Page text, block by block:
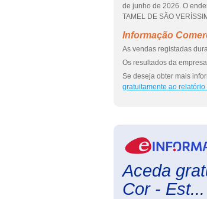
de junho de 2026. O
TAMEL DE SÃO
Informação
As vendas registadas
Os resultados da
Se deseja obter mais
gratuitamente ao
Aceda
Cor - Est...